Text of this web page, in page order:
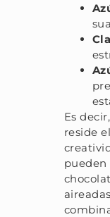
Es
reside el
pueden